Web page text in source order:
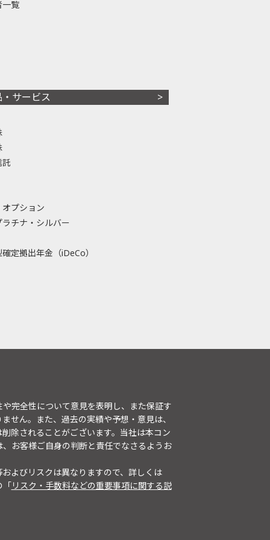
一覧
・サービス
託
プション
ラチナ・シルバー
定拠出年金（iDeCo）
完全性について意見を表明し、また保証す
せん。また、過去の実績や予想・意見は、
除されることがございます。当社は本コン
お客様ご自身の判断と責任でなさるようお
よびリスクは異なりますので、詳しくは
「リスク・手数料などの重要事項に関する説